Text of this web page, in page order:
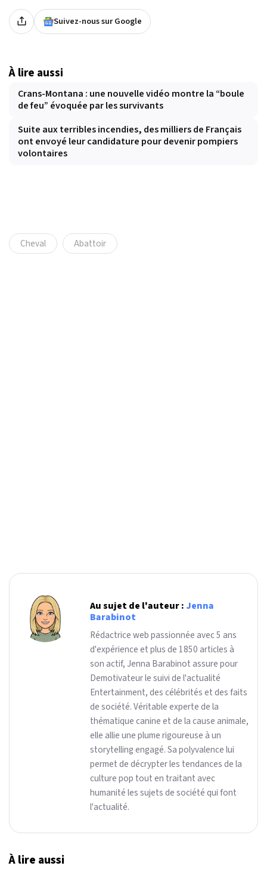
Suivez-nous sur Google
À lire aussi
Crans-Montana : une nouvelle vidéo montre la “boule
de feu” évoquée par les survivants
Suite aux terribles incendies, des milliers de Français
ont envoyé leur candidature pour devenir pompiers
volontaires
Cheval Abattoir
Au sujet de l'auteur : Jenna
Barabinot
Rédactrice web passionnée avec 5 ans
d'expérience et plus de 1850 articles à
son actif, Jenna Barabinot assure pour
Demotivateur le suivi de l'actualité
Entertainment, des célébrités et des faits
de société. Véritable experte de la
thématique canine et de la cause animale,
elle allie une plume rigoureuse à un
storytelling engagé. Sa polyvalence lui
permet de décrypter les tendances de la
culture pop tout en traitant avec
humanité les sujets de société qui font
l'actualité.
À lire aussi